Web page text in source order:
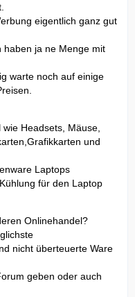
eigentlich ganz gut
haben ja ne Menge mit
warte noch auf einige
Headsets, Mäuse,
und
Laptops
für den Laptop
Onlinehandel?
nicht überteuerte Ware
geben oder auch